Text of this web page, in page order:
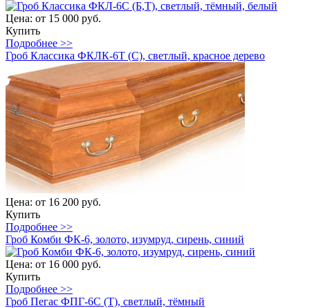
Цена: от 15 000 руб.
Купить
Подробнее >>
Гроб Классика ФКЛК-6Т (С), светлый, красное дерево
Цена: от 16 200 руб.
Купить
Подробнее >>
Гроб Комби ФК-6, золото, изумруд, сирень, синий
Цена: от 16 000 руб.
Купить
Подробнее >>
Гроб Пегас ФПГ-6С (Т), светлый, тёмный